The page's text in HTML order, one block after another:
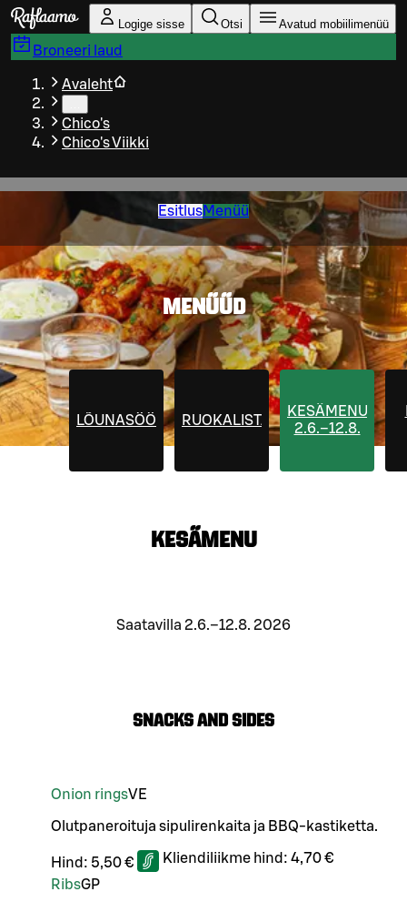
Liigu peamise sisu juurde
Logige sisse Otsi Avatud mobiilimenüü
Broneeri laud
Avaleht
Chico's
Chico's Viikki
EsitlusMenüü
MENÜÜD
LÕUNASÖÖK RUOKALISTA
KESÄMENU
2.6.–12.8.
KESÄMENU
Saatavilla 2.6.–12.8. 2026
Snacks and sides
Onion ringsVE
Olutpaneroituja sipulirenkaita ja BBQ-kastiketta.
Hind: 5,50 € Kliendiliikme hind: 4,70 €
RibsGP